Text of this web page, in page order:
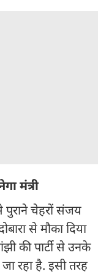
मंत्री
पुराने चेहरों संजय
से मौका दिया
की पार्टी से उनके
रहा है. इसी तरह